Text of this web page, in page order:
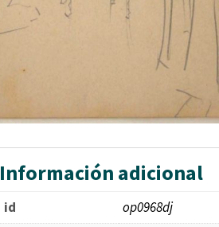
Información adicional
id
op0968dj